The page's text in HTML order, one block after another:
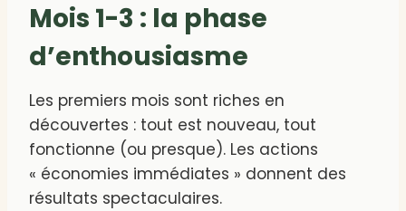
Mois 1-3 : la phase
d’enthousiasme
Les premiers mois sont riches en
découvertes : tout est nouveau, tout
fonctionne (ou presque). Les actions
« économies immédiates » donnent des
résultats spectaculaires.